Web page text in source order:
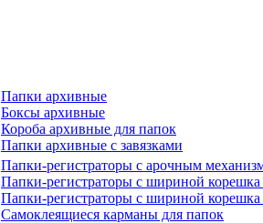
Папки архивные
Боксы архивные
Короба архивные для папок
Папки архивные с завязками
Папки-регистраторы с арочным
Папки-регистраторы с шириной
Папки-регистраторы с шириной
Самоклеящиеся карманы для папок